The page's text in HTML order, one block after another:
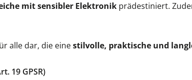
mit sensibler Elektronik prädestiniert.
alle dar, die einestilvolle, praktische und
19 GPSR)